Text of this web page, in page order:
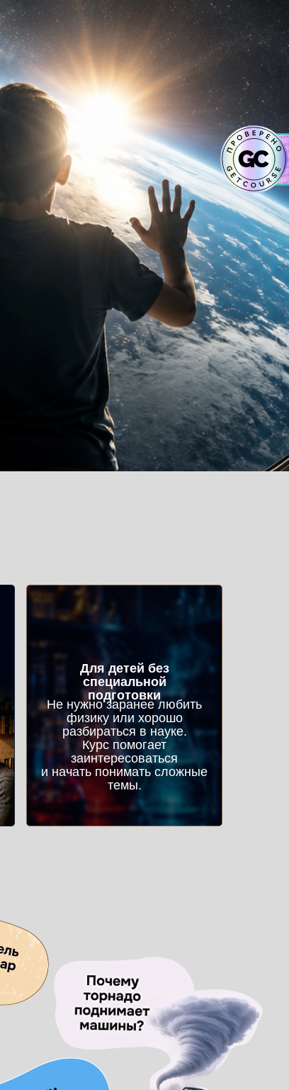
Не нужно заранее любить
физику или хорошо
разбираться в науке.
Курс помогает
заинтересоваться
и начать понимать сложные
темы.
Для детей без
специальной
подготовки